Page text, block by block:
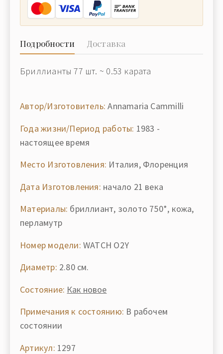
Подробности Доставка
Бриллианты 77 шт. ~ 0.53 карата
Автор/Изготовитель: Annamaria Cammilli
Года жизни/Период работы: 1983 -
настоящее время
Место Изготовления: Италия, Флоренция
Дата Изготовления: начало 21 века
Материалы: бриллиант, золото 750*, кожа,
перламутр
Номер модели: WATCH O2Y
Диаметр: 2.80 см.
Состояние: Как новое
Примечания к состоянию: В рабочем
состоянии
Артикул: 1297